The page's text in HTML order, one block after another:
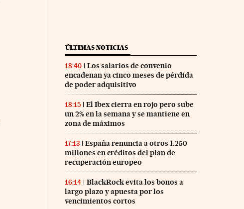
ÚLTIMAS NOTICIAS
18:40
Los salarios de convenio
encadenan ya cinco meses de pérdida
de poder adquisitivo
18:15
El Ibex cierra en rojo pero sube
un 2% en la semana y se mantiene en
zona de máximos
17:13
España renuncia a otros 1.250
millones en créditos del plan de
recuperación europeo
16:14
BlackRock evita los bonos a
largo plazo y apuesta por los
vencimientos cortos